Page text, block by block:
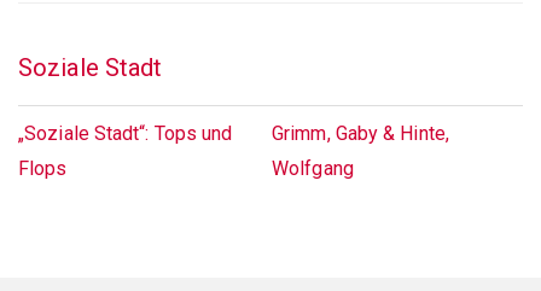
Soziale Stadt
„Soziale Stadt“: Tops und
Flops
Grimm, Gaby & Hinte,
Wolfgang